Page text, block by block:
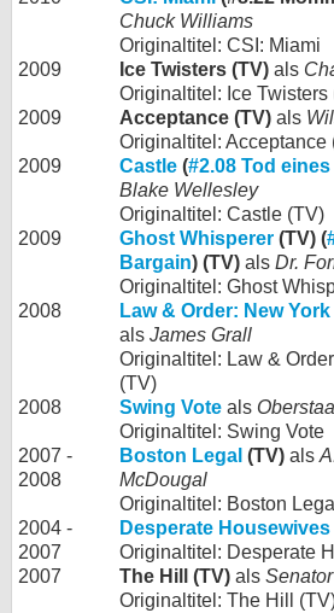
Chuck Williams
Originaltitel: CSI: Miami
2009
Ice Twisters (TV) als
Originaltitel: Ice Twisters
2009
Acceptance (TV) als
Originaltitel: Acceptance
2009
Castle (#2.08 Tod
Blake Wellesley
Originaltitel: Castle (TV)
2009
Ghost Whisperer (TV) (
Bargain) (TV) als Dr.
Originaltitel: Ghost
2008
Law & Order: New York
als James Grall
Originaltitel: Law &
(TV)
2008
Swing Vote als
Originaltitel: Swing Vote
2007 -
2008
Boston Legal (TV) als
McDougal
Originaltitel: Boston
2004 -
2007
Desperate Housewives
Originaltitel: Desperate
2007
The Hill (TV) als
Originaltitel: The Hill